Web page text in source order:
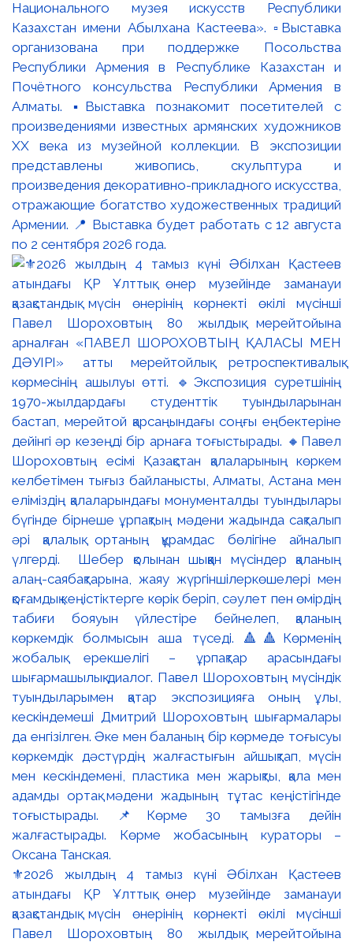
Национального музея искусств Республики
Казахстан имени Абылхана Кастеева». ▫️Выставка
организована при поддержке Посольства
Республики Армения в Республике Казахстан и
Почётного консульства Республики Армения в
Алматы. ▪️Выставка познакомит посетителей с
произведениями известных армянских художников
XX века из музейной коллекции. В экспозиции
представлены живопись, скульптура и
произведения декоративно-прикладного искусства,
отражающие богатство художественных традиций
Армении. 📍 Выставка будет работать с 12 августа
по 2 сентября 2026 года.
⚜️2026 жылдың 4 тамыз күні Әбілхан Қастеев
атындағы ҚР Ұлттық өнер музейінде заманауи
қазақстандық мүсін өнерінің көрнекті өкілі мүсінші
Павел Шороховтың 80 жылдық мерейтойына